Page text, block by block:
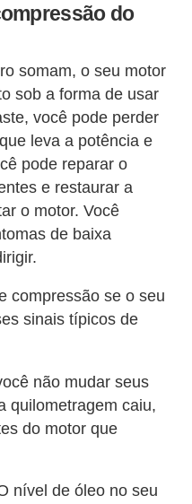
do
somam, o seu motor
sob a forma de usar
você pode perder
leva a potência e
pode reparar o
e restaurar a
o motor. Você
de baixa
compressão se o seu
sinais típicos de
não mudar seus
quilometragem caiu,
do motor que
nível de óleo no seu